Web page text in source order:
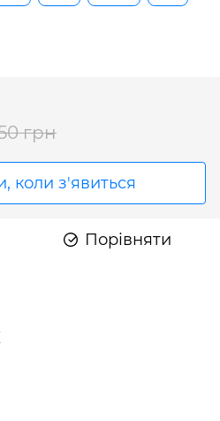
грн
коли з'явиться
Порівняти